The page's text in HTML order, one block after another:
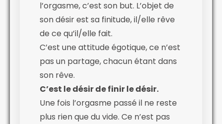
l’orgasme, c’est son but. L’objet de
son désir est sa finitude, il/elle rêve
de ce qu’il/elle fait.
C’est une attitude égotique, ce n’est
pas un partage, chacun étant dans
son rêve.
C’est le désir de finir le désir.
Une fois l’orgasme passé il ne reste
plus rien que du vide. Ce n’est pas